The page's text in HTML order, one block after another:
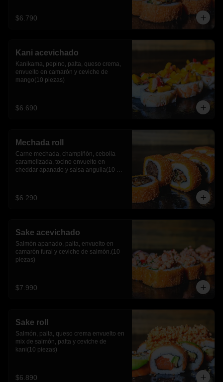
$6.790
Kani acevichado
Kanikama, pepino, palta, queso crema,
envuelto en camarón y ceviche de
mango(10 piezas)
$6.690
Mechada roll
Carne mechada, champiñón, cebolla
caramelizada, tocino envuelto en
cheddar apanado y salsa anguila(10
$6.290
Sake acevichado
Salmón apanado, palta, envuelto en
camarón furai y ceviche de salmón.(10
piezas)
$7.990
Sake roll
Salmón, palta, queso crema envuelto en
mix de salmón, palta y ceviche de
kani(10 piezas)
$6.890